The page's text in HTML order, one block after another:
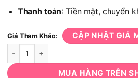
Thanh toán: Tiền mặt, chuyển
Giá Tham Khảo: CẬP NHẬT GIÁ
Máy thổi khí DEWALT DWB6800-B1
MUA HÀNG TRÊN